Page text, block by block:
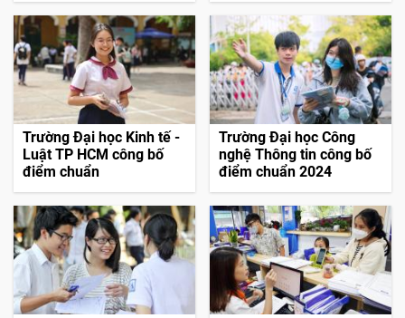
Trường Đại học Kinh tế -
Luật TP HCM công bố
điểm chuẩn
Trường Đại học Công
nghệ Thông tin công bố
điểm chuẩn 2024